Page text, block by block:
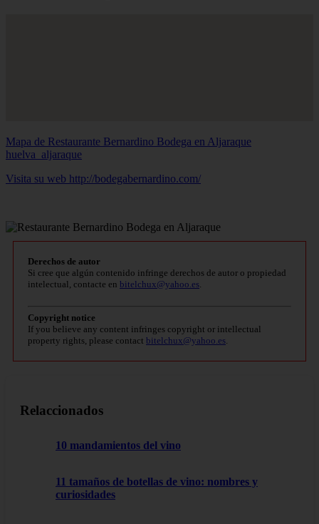
Mapa de Restaurante Bernardino Bodega en Aljaraque
huelva_aljaraque
Visita su web http://bodegabernardino.com/
Derechos de autor
Si cree que algún contenido infringe derechos de autor o propiedad
intelectual, contacte en bitelchux@yahoo.es
Copyright notice
If you believe any content infringes copyright or intellectual
property rights, please contact bitelchux@yahoo.es
Relaccionados
10 mandamientos del vino
11 tamaños de botellas de vino: nombres y
curiosidades